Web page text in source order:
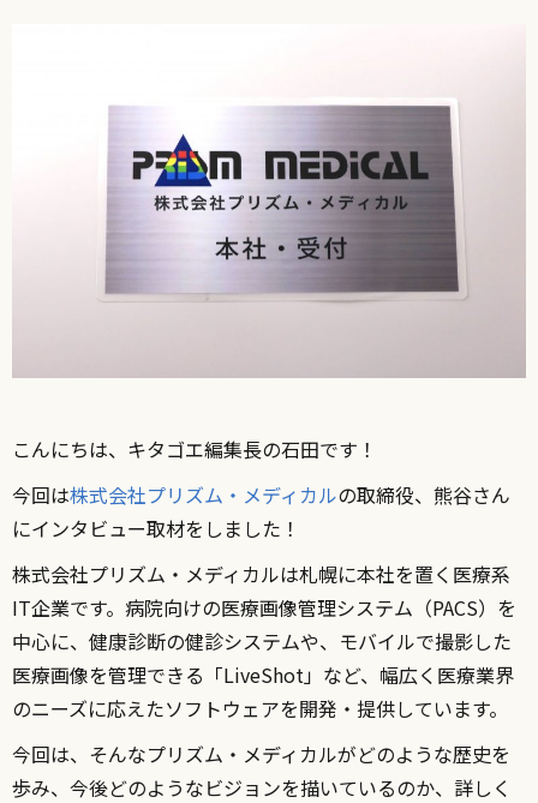
こんにちは、キタゴエ編集長の石田です！
今回は株式会社プリズム・メディカルの取締役、熊谷さん
にインタビュー取材をしました！
株式会社プリズム・メディカルは札幌に本社を置く医療系
IT企業です。病院向けの医療画像管理システム（PACS）を
中心に、健康診断の健診システムや、モバイルで撮影した
医療画像を管理できる「LiveShot」など、幅広く医療業界
のニーズに応えたソフトウェアを開発・提供しています。
今回は、そんなプリズム・メディカルがどのような歴史を
歩み、今後どのようなビジョンを描いているのか、詳しく